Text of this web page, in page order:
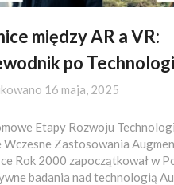
między AR a VR:
po
16 maja, 2025
Etapy Rozwoju
Wczesne Zastosowania
Rok 2000 zapoczątkował w
badania nad technologią